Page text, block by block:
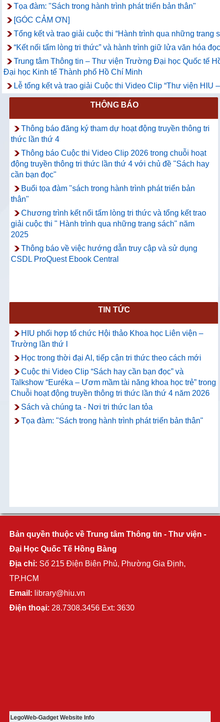
Tọa đàm: "Sách trong hành trình phát triển bản thân"
[GÓC CẢM ƠN]
Tổng kết và trao giải cuộc thi “Hành trình qua những trang
“Kết nối tấm lòng tri thức” và hành trình giữ lửa văn hóa
Trung tâm Thông tin – Thư viện Trường Đại học Quốc tế
Đại học Kinh tế Thành phố Hồ Chí Minh
Lễ tổng kết và trao giải Cuộc thi Video Clip “Thư viện HIU
THÔNG BÁO
Thông báo đăng ký tham dự hoạt động truyền thông tri
thức lần thứ 4
Thông báo Cuộc thi Video Clip 2026 trong chuỗi hoạt
động truyền thông tri thức lần thứ 4 với chủ đề "Sách hay
cần bạn đọc"
Buổi tọa đàm "sách trong hành trình phát triển bản
thân"
Chương trình kết nối tấm lòng tri thức và tổng kết trao
giải cuộc thi " Hành trình qua những trang sách" năm
2025
Thông báo về việc hướng dẫn truy cập và sử dụng
CSDL ProQuest Ebook Central
TIN TỨC
HIU phối hợp tổ chức Hội thảo Khoa học Liên viện –
Trường lần thứ I
Học trong thời đại AI, tiếp cận tri thức theo cách mới
Cuộc thi Video Clip “Sách hay cần bạn đọc” và
Talkshow “Euréka – Ươm mầm tài năng khoa học trẻ” trong
Chuỗi hoạt động truyền thông tri thức lần thứ 4 năm 2026
Sách và chúng ta - Nơi tri thức lan tỏa
Tọa đàm: "Sách trong hành trình phát triển bản thân"
Bản quyền thuộc về Trung tâm Thông tin - Thư viện -
Đại Học Quốc Tế Hồng Bàng
Địa chỉ: Số 215 Điện Biên Phủ, Phường Gia Định,
TP.HCM
Email: library@hiu.vn
Điện thoại: 28.7308.3456 Ext: 3630
LegoWeb-Gadget Website Info